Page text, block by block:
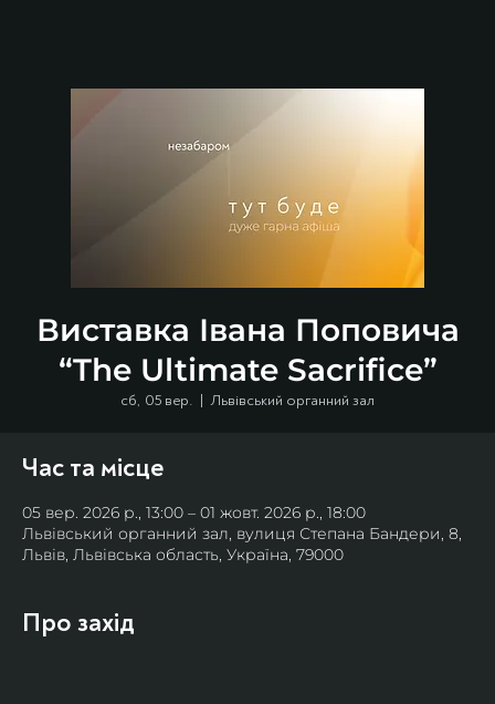
Виставка Івана Поповича
“The Ultimate Sacrifice”
сб, 05 вер.
  |
Львівський органний зал
Час та місце
05 вер. 2026 р., 13:00 – 01 жовт. 2026 р., 18:00
Львівський органний зал, вулиця Степана Бандери, 8,
Львів, Львівська область, Україна, 79000
Про захід